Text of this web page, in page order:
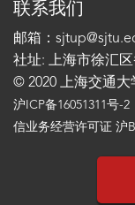
联系我们
邮箱：
社址: 上海市徐汇区
© 2020 上海交通大
沪ICP备16051311号-2
信业务经营许可证 沪